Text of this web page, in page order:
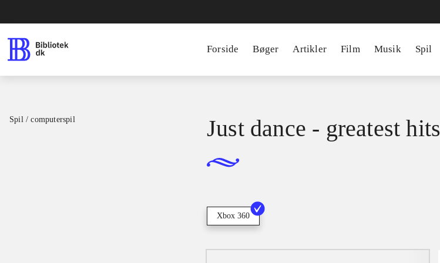
Forside Bøger Artikler Film Musik Spil
Spil / computerspil Just dance - greatest hits
Xbox 360